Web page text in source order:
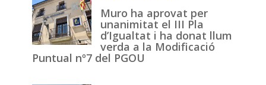
Muro ha aprovat per
unanimitat el III Pla
d’Igualtat i ha donat llum
verda a la Modificació
Puntual nº7 del PGOU